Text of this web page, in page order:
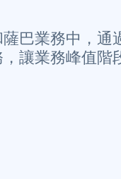
巴業務中，通
讓業務峰值階